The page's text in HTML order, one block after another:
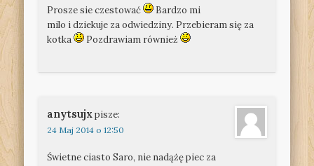
Prosze sie czestować
Bardzo mi
milo i dziekuje za odwiedziny. Przebieram się za
kotka
Pozdrawiam również
anytsujxpisze:
24 Maj 2014 o 12:50
Świetne ciasto Saro, nie nadążę piec za